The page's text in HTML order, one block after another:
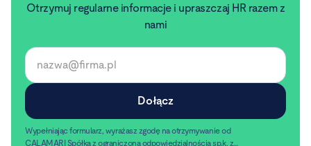
Otrzymuj regularne informacje i upraszczaj HR razem z
nami
Wypełniając formularz, wyrażasz zgodę na otrzymywanie od
CALAMARI Spółka z ograniczoną odpowiedzialnością sp.k. z